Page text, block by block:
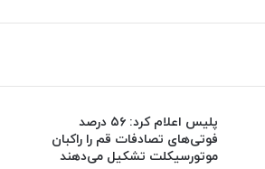
پلیس اعلام کرد: ۵۶ درصد
فوتی‌های تصادفات قم را راکبان
موتورسیکلت تشکیل می‌دهند